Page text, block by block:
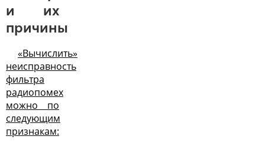
и их
причины
«Вычислить»
неисправность
фильтра
радиопомех
можно по
следующим
признакам: